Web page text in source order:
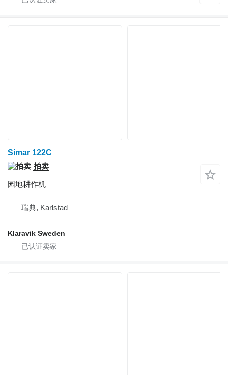
Simar 122C
拍卖
园地耕作机
瑞典, Karlstad
Klaravik Sweden